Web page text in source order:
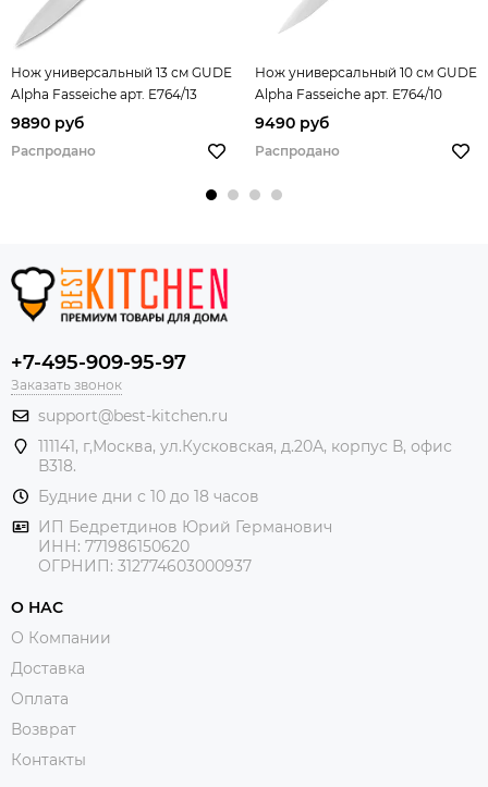
Нож универсальный 13 см GUDE
Alpha Fasseiche арт. E764/13
9890 руб
Распродано
Нож универсальный 10 см GUDE
Alpha Fasseiche арт. E764/10
9490 руб
Распродано
+7-495-909-95-97
Заказать звонок
support@best-kitchen.ru
111141, г,Москва, ул.Кусковская, д.20А, корпус В, офис
В318.
Будние дни с 10 до 18 часов
ИП Бедретдинов Юрий Германович
ИНН: 771986150620
ОГРНИП: 312774603000937
О НАС
О Компании
Доставка
Оплата
Возврат
Контакты